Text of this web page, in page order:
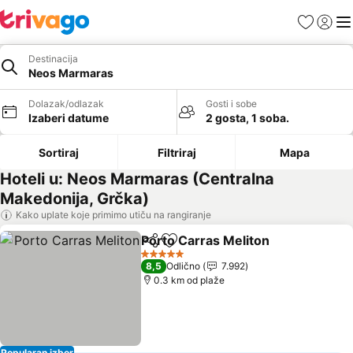
FavoritiPrijavi
Destinacija
Neos Marmaras
Dolazak/odlazak
Izaberi datume
Gosti i sobe
2 gosta, 1 soba.
Sortiraj Filtriraj Mapa
Hoteli u: Neos Marmaras (Centralna
Makedonija, Grčka)
Kako uplate koje primimo utiču na rangiranje
Deli Dodati u favorite
Porto Carras Meliton
5 Zvezdice
8,5 Odlično
7.992
0.3 km od plaže